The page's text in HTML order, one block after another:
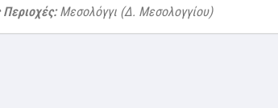
Περιοχές:Μεσολόγγι (Δ. Μεσολογγίου)